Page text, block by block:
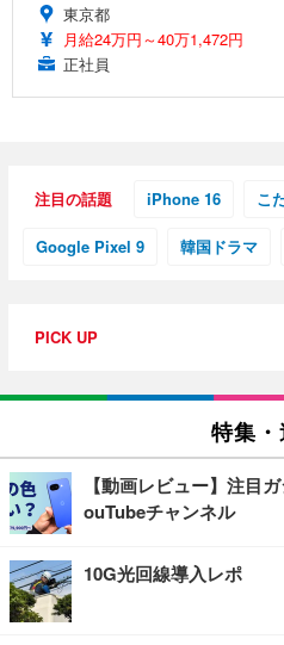
東京都
月給24万円～40万1,472円
正社員
注目の話題 iPhone 16 こ
Google Pixel 9 韓国ドラマ
PICK UP
特集・
【動画レビュー】注目
ouTubeチャンネル
10G光回線導入レポ